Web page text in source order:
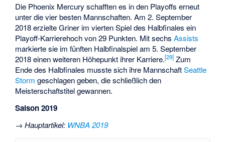
Die Phoenix Mercury schafften es in den Playoffs erneut
unter die vier besten Mannschaften. Am 2. September
2018 erzielte Griner im vierten Spiel des Halbfinales ein
Playoff-Karrierehoch von 29 Punkten. Mit sechsAssists
markierte sie im fünften Halbfinalspiel am 5. September
2018 einen weiteren Höhepunkt ihrer Karriere.[29] Zum
Ende des Halbfinales musste sich ihre MannschaftSeattle
Storm geschlagen geben, die schließlich den
Meisterschaftstitel gewannen.
Saison 2019
→Hauptartikel: WNBA 2019